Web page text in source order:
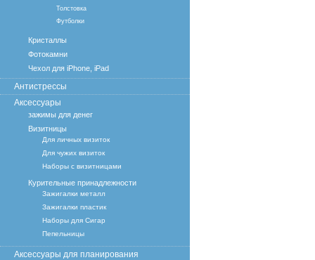
Толстовка
Футболки
Кристаллы
Фотокамни
Чехол для iPhone, iPad
Антистрессы
Аксессуары
зажимы для денег
Визитницы
Для личных визиток
Для чужих визиток
Наборы с визитницами
Курительные принадлежности
Зажигалки металл
Зажигалки пластик
Наборы для Сигар
Пепельницы
Аксессуары для планирования